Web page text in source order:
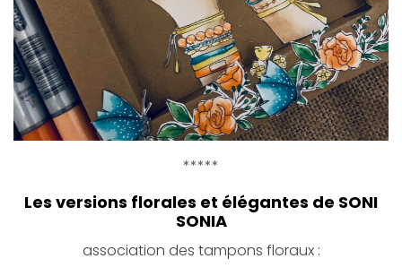
*****
Les versions florales et élégantes de SONI
SONIA
association des tampons floraux :